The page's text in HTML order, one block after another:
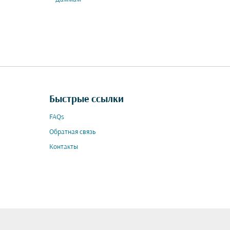
Быстрые ссылки
FAQs
Обратная связь
Контакты